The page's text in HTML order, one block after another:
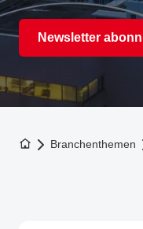
Newsletter
Zur Startseite
Branchenthemen